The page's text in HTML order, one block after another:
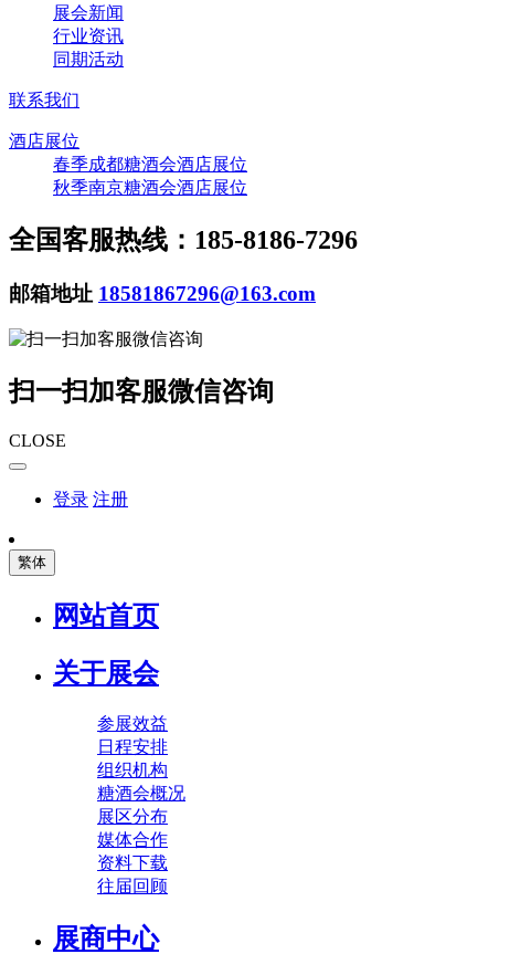
展会新闻
行业资讯
同期活动
联系我们
酒店展位
春季成都糖酒会酒店展位
秋季南京糖酒会酒店展位
全国客服热线：185-8186-7296
邮箱地址 18581867296@163.com
扫一扫加客服微信咨询
CLOSE
登录 注册
繁体
网站首页
关于展会
参展效益
日程安排
组织机构
糖酒会概况
展区分布
媒体合作
资料下载
往届回顾
展商中心